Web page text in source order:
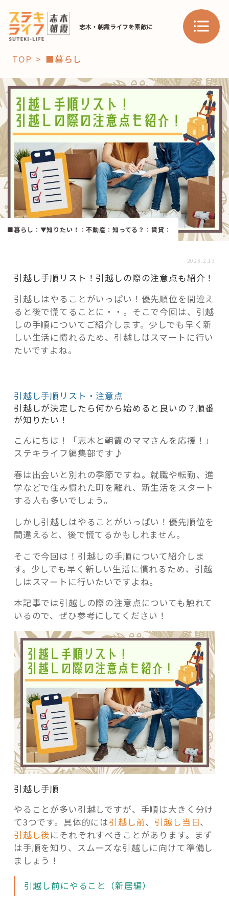
志木・朝霞ライフを素敵に
「コト」
子育て
暮らし
おすすめ
スポット 学び・教育
「場」
HAREL HAREL
活用事例
「モノ」
fleXe リノベ事例
「ひと」
コーディネーター紹介
これからの暮らし 住み替え相談
記事検索
TOP ■暮らし
■暮らし ： ▼知りたい！ ：不動産 ： 知ってる？ ： 賃貸 ：
2023.2.13
引越し手順リスト！引越しの際の注意点も紹介！
引越しはやることがいっぱい！優先順位を間違え
ると後で慌てることに・・。そこで今回は、引越
しの手順についてご紹介します。少しでも早く新
しい生活に慣れるため、引越しはスマートに行い
たいですよね。
引越し手順リスト・注意点
引越しが決定したら何から始めると良いの？順番
が知りたい！
こんにちは！「志木と朝霞のママさんを応援！」
ステキライフ編集部です♪
春は出会いと別れの季節ですね。就職や転勤、進
学などで住み慣れた町を離れ、新生活をスタート
する人も多いでしょう。
しかし引越しはやることがいっぱい！優先順位を
間違えると、後で慌てるかもしれません。
そこで今回は！引越しの手順について紹介しま
す。少しでも早く新しい生活に慣れるため、引越
しはスマートに行いたいですよね。
本記事では引越しの際の注意点についても触れて
いるので、ぜひ参考にしてください！
引越し手順
やることが多い引越しですが、手順は大きく分け
て3つです。具体的には引越し前、 引越し当日、
引越し後にそれぞれすべきことがあります。まず
は手順を知り、スムーズな引越しに向けて準備し
ましょう！
引越し前にやること（新居編）